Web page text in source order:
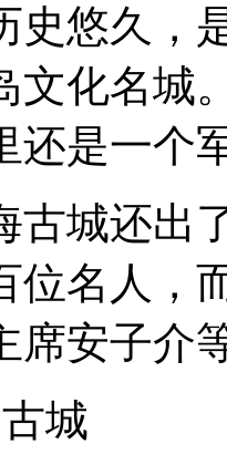
史悠久，
文化名城
还是一个
古城还出
位名人，
席安子介
城